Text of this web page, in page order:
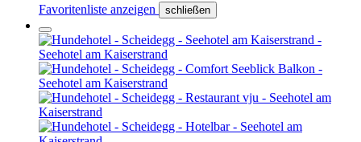
Favoritenliste anzeigen schließen